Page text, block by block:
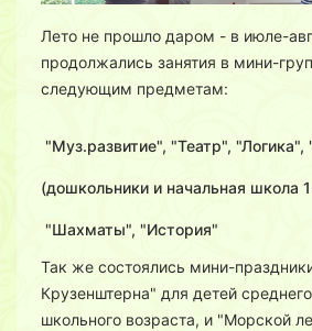
Лето не прошло даром - в июле-
продолжались занятия в мини-
следующим предметам:
"Муз.развитие", "Театр", "Логика",
(дошкольники и начальная школа
"Шахматы", "История"
Так же состоялись мини-
Крузенштерна" для детей
школьного возраста, и "Морской